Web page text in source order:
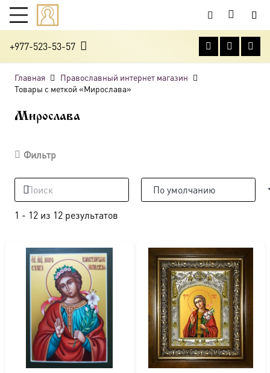
+977-523-53-57
Главная
Православный интернет магазин
Товары с меткой «Мирослава»
Мирослава
Фильтр
1 - 12 из 12 результатов